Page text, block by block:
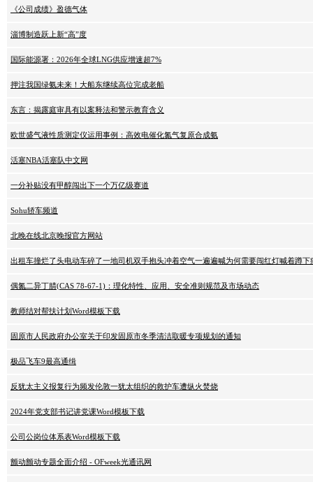
《公司成绩》盈德气体
淄博制造跃上新“高”度
国际能源署：2026年全球LNG供应增速超7%
押注我国绿氨未来！大船东继续高位完成老船
东言：揭露庭审具有以案释法和警示教育含义
欧世盛气液性质测定仪运用事例：高效电催化氮气复原合成氨
活塞NBA活塞队中文网
一分补贴没有甲醇闯出下一个万亿级赛道
Sohu轿车频道
北晚在线北京晚报官方网站
出租车撞烂了头电动车碎了一地司机双手抱头冲着空气一遍遍喊为何需要闯红灯喊着蹲下
偶氮二异丁腈(CAS 78-67-1)：理化特性、应用、安全准则规范及市场动态
教师结对帮扶计划Word模板下载
固原市人民政府办公室关于印发固原市冬季清洁取暖专项规划的通知
极品飞车9最高通缉
反犹太主义报复行为频发伦敦一犹太组织的救护车遭纵火焚烧
2024年党支部书记讲党课Word模板下载
公司公岗位体系表Word模板下载
颤动颤动专题全面介绍 - OFweek光通讯网